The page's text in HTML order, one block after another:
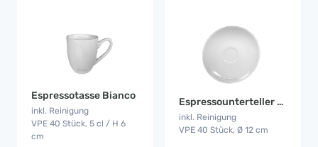
Espressotasse Bianco
inkl. Reinigung
VPE 40 Stück, 5 cl / H 6
cm
Espressounterteller Bianco
inkl. Reinigung
VPE 40 Stück, Ø 12 cm